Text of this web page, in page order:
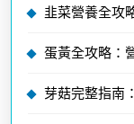
韭菜營養全攻
蛋黃全攻略：
芽菇完整指南